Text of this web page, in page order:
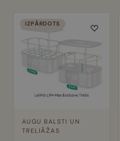
kad augs vēl ir mazs — tā
Pasūtiet piemērotus
augt tā, kā tiem ērtāk.
IZPĀRDOTS
AUGU BALSTI UN
TRELIĀŽAS